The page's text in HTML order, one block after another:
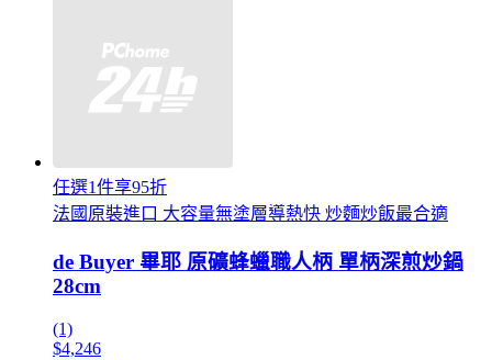
任選1件享95折
法國原裝進口 大容量無塗層導熱快 炒麵炒飯最合適
de Buyer 畢耶 原礦蜂蠟職人柄 單柄深煎炒鍋
28cm
(1)
$4,246